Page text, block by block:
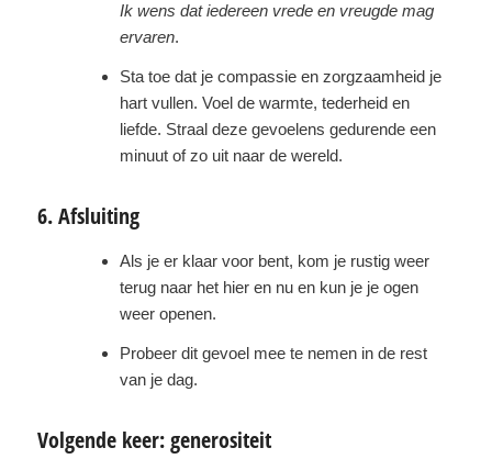
Ik wens dat iedereen vrede en vreugde mag
ervaren.
Sta toe dat je compassie en zorgzaamheid je
hart vullen. Voel de warmte, tederheid en
liefde. Straal deze gevoelens gedurende een
minuut of zo uit naar de wereld.
6. Afsluiting
Als je er klaar voor bent, kom je rustig weer
terug naar het hier en nu en kun je je ogen
weer openen.
Probeer dit gevoel mee te nemen in de rest
van je dag.
Volgende keer: generositeit